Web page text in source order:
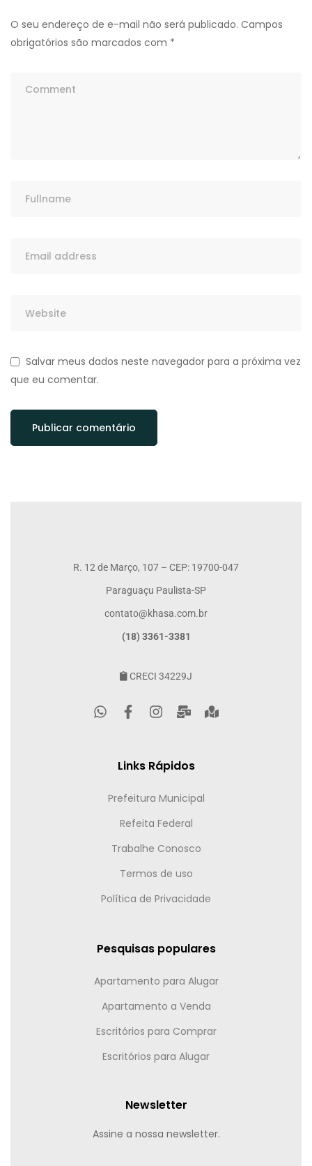
O seu endereço de e-mail não será publicado. Campos
obrigatórios são marcados com *
Salvar meus dados neste navegador para a próxima vez
que eu comentar.
R. 12 de Março, 107 – CEP: 19700-047
Paraguaçu Paulista-SP
contato@khasa.com.br
(18) 3361-3381
CRECI 34229J
Links Rápidos
Prefeitura Municipal
Refeita Federal
Trabalhe Conosco
Termos de uso
Política de Privacidade
Pesquisas populares
Apartamento para Alugar
Apartamento a Venda
Escritórios para Comprar
Escritórios para Alugar
Newsletter
Assine a nossa newsletter.